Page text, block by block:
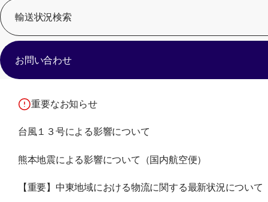
輸送状況検索
お問い合わせ
重要なお知らせ
台風１３号による影響について
熊本地震による影響について（国内航空便）
【重要】中東地域における物流に関する最新状況について